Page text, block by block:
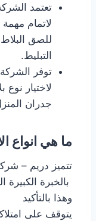
تعتمد
لاتمام
للصق
التبليط.
توفر
لاختيار
جدران
ما هي انواع
تتميز دريم –
بالخبرة
وهذا بالتأكيد
يتوقف على